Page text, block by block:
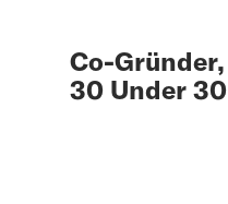
Co-
30 Under